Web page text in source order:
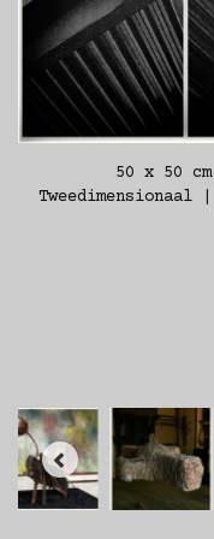
50 x 50